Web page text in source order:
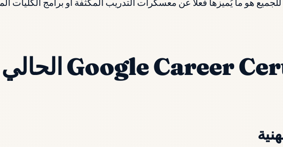
هو ما يُميزها فعلًا عن معسكرات التدريب المكثفة أو برامج الكليات